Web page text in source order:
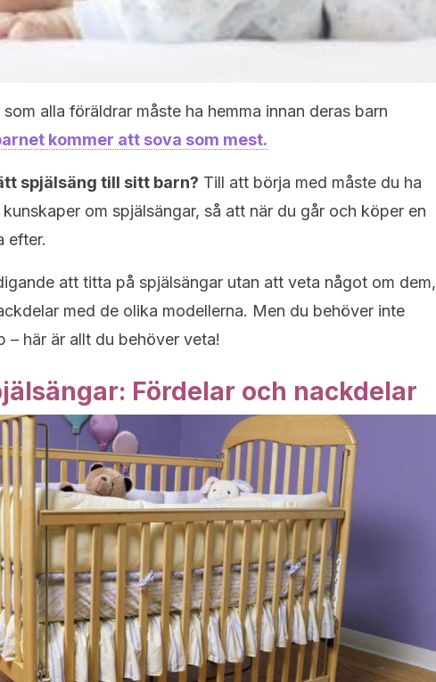
alla föräldrar måste ha hemma innan deras barn
kommer att sova som mest.
spjälsäng till sitt barn? Till att börja med måste du ha
om spjälsängar, så att när du går och köper en
efter.
att titta på spjälsängar utan att veta något om dem,
med de olika modellerna. Men du behöver inte
– här är allt du behöver veta!
Fördelar och nackdelar